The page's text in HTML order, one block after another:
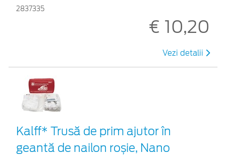
2837335
€ 10,20
Vezi detalii
Kalff* Trusă de prim ajutor în
geantă de nailon roșie, Nano